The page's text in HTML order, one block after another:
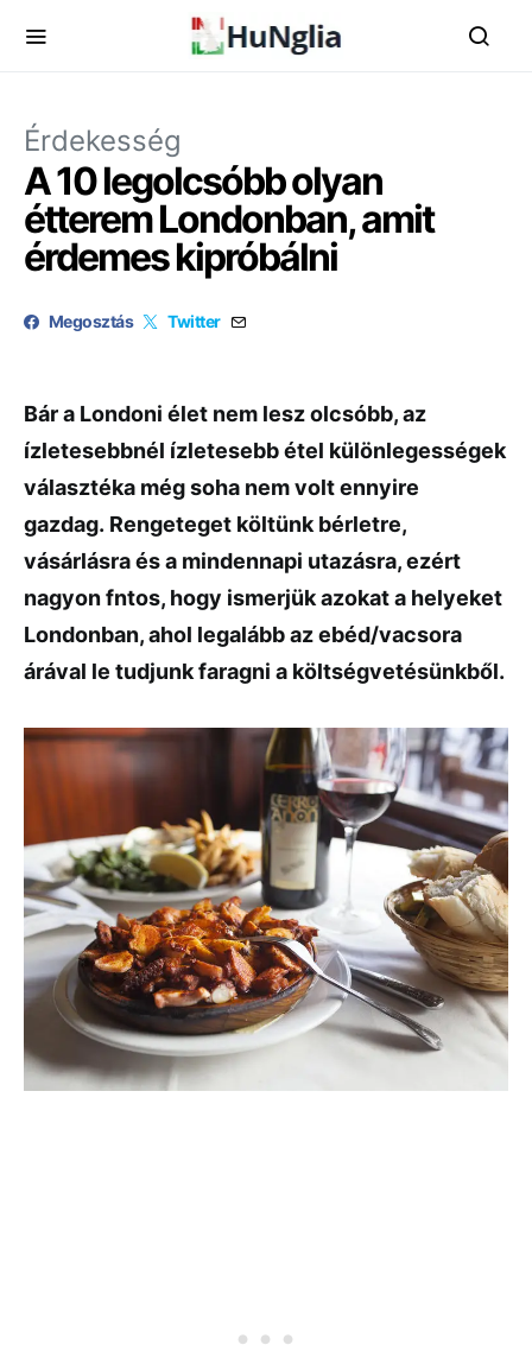
Érdekesség
A 10 legolcsóbb olyan
étterem Londonban, amit
érdemes kipróbálni
Megosztás Twitter
Bár a Londoni élet nem lesz olcsóbb, az
ízletesebbnél ízletesebb étel különlegességek
választéka még soha nem volt ennyire
gazdag. Rengeteget költünk bérletre,
vásárlásra és a mindennapi utazásra, ezért
nagyon fntos, hogy ismerjük azokat a helyeket
Londonban, ahol legalább az ebéd/vacsora
árával le tudjunk faragni a költségvetésünkből.